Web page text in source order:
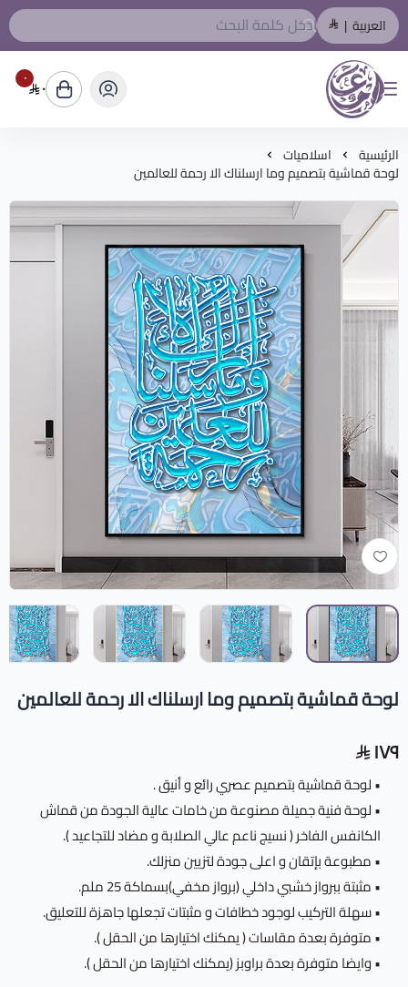
العربية |
المصمم العربي
٠ ٠
الرئيسية اسلاميات
لوحة قماشية بتصميم وما ارسلناك الا رحمة للعالمين
لوحة قماشية بتصميم وما ارسلناك الا رحمة للعالمين
١٧٩
• لوحة قماشية بتصميم عصري رائع و أنيق .
• لوحة فنية جميلة مصنوعة من خامات عالية الجودة من قماش
الكانفس الفاخر ( نسيج ناعم عالي الصلابة و مضاد للتجاعيد ).
• مطبوعة بإتقان و اعلى جودة لتزيين منزلك.
• مثبتة ببرواز خشبي داخلي (برواز مخفي)بسماكة 25 ملم.
• سهلة التركيب لوجود خطافات و مثبتات تجعلها جاهزة للتعليق.
• متوفرة بعدة مقاسات ( يمكنك اختيارها من الحقل ).
• وايضا متوفرة بعدة براوبز (يمكنك اختيارها من الحقل ).